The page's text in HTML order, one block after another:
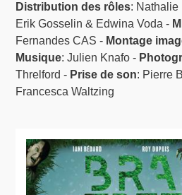
Distribution des rôles: Nathalie
Erik Gosselin & Edwina Voda -
Fernandes CAS - Montage
Musique: Julien Knafo -
Threlford - Prise de son: Pierre
Francesca Waltzing